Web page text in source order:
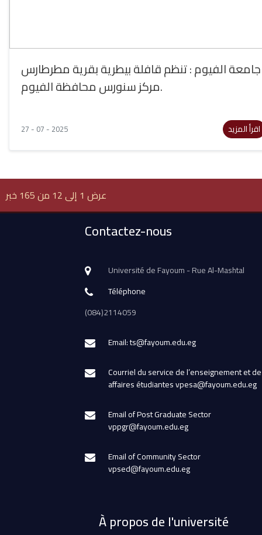
جامعة الفيوم : تنظم قافلة بيطرية بقرية مطرطارس
مركز سنورس محافظة الفيوم.
27 - 07 - 2025 اقرأ المزيد
عرض 1 إلى 12 من 165 خبر
Contactez-nous
Université de Fayoum - Rue Al-Mashtal
Téléphone
(084)2114059
Email: ts@fayoum.edu.eg
Courriel du service de l’enseignement et
affaires étudiantes vpesa@fayoum.edu.eg
Email of Post Graduate Sector
vppgr@fayoum.edu.eg
Email of Community Sector
vpsed@fayoum.edu.eg
À propos de l'université